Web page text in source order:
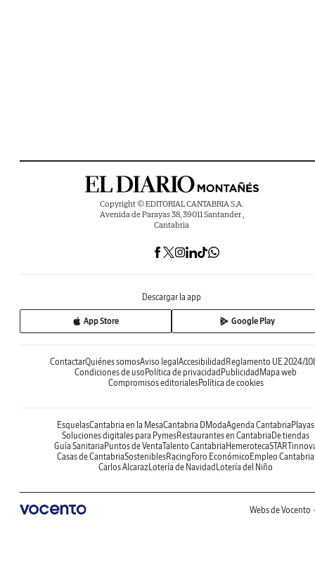
Copyright © EDITORIAL CANTABRIA S.A.
Avenida de Parayas 38, 39011 Santander ,
Cantabria
Descargar la app
App Store Google Play
ContactarQuiénes somosAviso legalAccesibilidadReglamento UE 2024/
Condiciones de usoPolítica de privacidadPublicidadMapa web
Compromisos editorialesPolítica de cookies
EsquelasCantabria en la MesaCantabria DModaAgenda CantabriaPlayas
Soluciones digitales para PymesRestaurantes en CantabriaDe tiendas
Guía SanitariaPuntos de VentaTalento CantabriaHemeroteca
Casas de CantabriaSosteniblesRacingForo EconómicoEmpleo Cantabria
Carlos AlcarazLotería de NavidadLotería del Niño
Webs de Vocento